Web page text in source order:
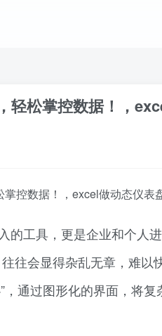
轻松掌控数据！，
控数据！，excel做动态仪表
的工具，更是企业和个人
往会显得杂乱无章，难
，通过图形化的界面，将